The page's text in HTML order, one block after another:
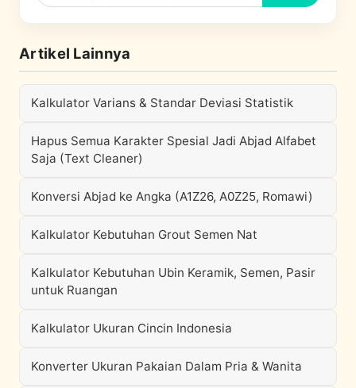
Artikel Lainnya
Kalkulator Varians & Standar Deviasi Statistik
Hapus Semua Karakter Spesial Jadi Abjad Alfabet
Saja (Text Cleaner)
Konversi Abjad ke Angka (A1Z26, A0Z25, Romawi)
Kalkulator Kebutuhan Grout Semen Nat
Kalkulator Kebutuhan Ubin Keramik, Semen, Pasir
untuk Ruangan
Kalkulator Ukuran Cincin Indonesia
Konverter Ukuran Pakaian Dalam Pria & Wanita